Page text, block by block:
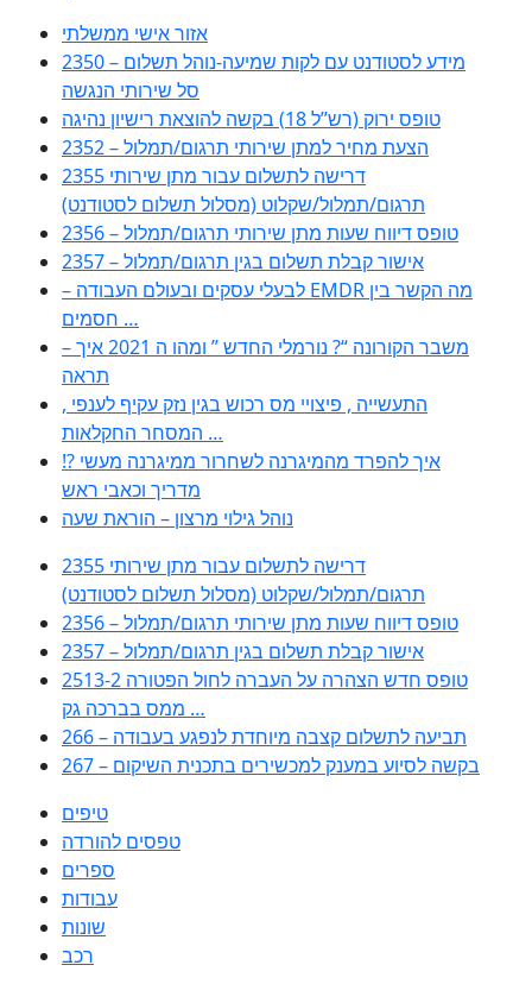
אזור אישי ממשלתי
2350 – מידע לסטודנט עם לקות שמיעה-נוהל תשלום
סל שירותי הנגשה
טופס ירוק (רש”ל 18) בקשה להוצאת רישיון נהיגה
2352 – הצעת מחיר למתן שירותי תרגום/תמלול
2355 דרישה לתשלום עבור מתן שירותי
תרגום/תמלול/שקלוט (מסלול תשלום לסטודנט)
2356 – טופס דיווח שעות מתן שירותי תרגום/תמלול
2357 – אישור קבלת תשלום בגין תרגום/תמלול
– לבעלי עסקים ובעולם העבודה EMDR מה הקשר בין
חסמים …
– משבר הקורונה “? נורמלי החדש ” ומהו ה 2021 איך
תראה
, התעשייה , פיצויי מס רכוש בגין נזק עקיף לענפי
המסחר החקלאות …
!? איך להפרד מהמיגרנה לשחרור ממיגרנה מעשי
מדריך וכאבי ראש
נוהל גילוי מרצון – הוראת שעה
2355 דרישה לתשלום עבור מתן שירותי
תרגום/תמלול/שקלוט (מסלול תשלום לסטודנט)
2356 – טופס דיווח שעות מתן שירותי תרגום/תמלול
2357 – אישור קבלת תשלום בגין תרגום/תמלול
2513-2 טופס חדש הצהרה על העברה לחול הפטורה
ממס בברכה גק …
266 – תביעה לתשלום קצבה מיוחדת לנפגע בעבודה
267 – בקשה לסיוע במענק למכשירים בתכנית השיקום
טיפים
טפסים להורדה
ספרים
עבודות
שונות
רכב